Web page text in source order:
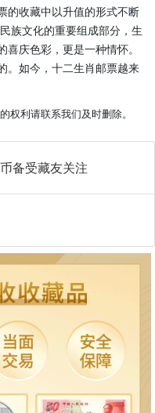
的收藏中以升值的形式不断
族文化的重要组成部分，生
庆色彩，更是一种情怀。
。如今，十二生肖邮票越来
权利请联系我们及时删除。
备受藏友关注